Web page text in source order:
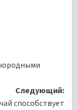
Следующий:
способствует